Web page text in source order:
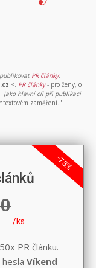
PR články.
<. PR články- pro ženy, o
Jako hlavní cíl při publikaci
zaměření."
-78%
/ks
PR článku.
Víkend